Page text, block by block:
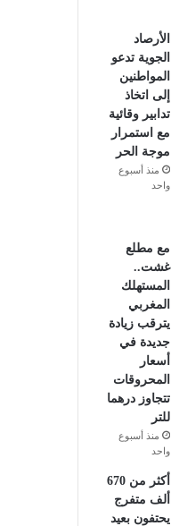
الأرصاد
الجوية تدعو
المواطنين
إلى اتخاذ
تدابير وقائية
مع استمرار
موجة الحر
منذ أسبوع
واحد
مع مطلع
غشت..
المستهلك
المغربي
يترقب زيادة
جديدة في
أسعار
المحروقات
تتجاوز درهما
للتر
منذ أسبوع
واحد
أكثر من 670
ألف متفرج
يحتفون بعيد